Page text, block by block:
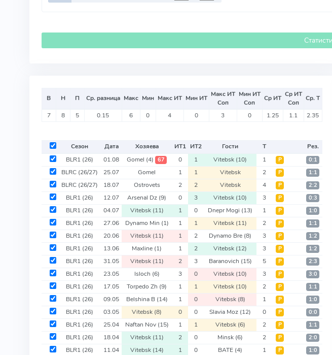
В Н П Ср. разница Макс Мин Макс ИТ Мин ИТ Макс ИТ
Соп
Мин ИТ
Соп
Ср ИТ Ср ИТ
Соп
Ср. Т
7 8 5 0.15 6 0 4 0 3 0 1.25 1.1 2.35
Сезон Дата Хозяева ИТ1 ИТ2 Гости Т
Рез.
BLR1 (26) 01.08 Gomel (4) 67 0 1 Vitebsk (10) 1 Р 0:1
BLRC (26/27) 25.07 Gomel 1 1 Vitebsk 2 Р 1:1
BLRC (26/27) 18.07 Ostrovets 2 2 Vitebsk 4 Р 2:2
BLR1 (26) 12.07 Arsenal Dz (9) 0 3 Vitebsk (10) 3 Р 0:3
BLR1 (26) 04.07 Vitebsk (11) 1 0 Dnepr Mogi (13) 1 Р 1:0
BLR1 (26) 27.06 Dynamo Min (1) 1 1 Vitebsk (11) 2 Р 1:1
BLR1 (26) 20.06 Vitebsk (11) 1 2 Dynamo Bre (8) 3 Р 1:2
BLR1 (26) 13.06 Maxline (1) 1 2 Vitebsk (12) 3 Р 1:2
BLR1 (26) 31.05 Vitebsk (11) 2 3 Baranovich (15) 5 Р 2:3
BLR1 (26) 23.05 Isloch (6) 3 0 Vitebsk (10) 3 Р 3:0
BLR1 (26) 17.05 Torpedo Zh (9) 1 1 Vitebsk (10) 2 Р 1:1
BLR1 (26) 09.05 Belshina B (14) 1 0 Vitebsk (8) 1 Р 1:0
BLR1 (26) 03.05 Vitebsk (8) 0 0 Slavia Moz (12) 0 Р 0:0
BLR1 (26) 25.04 Naftan Nov (15) 1 1 Vitebsk (6) 2 Р 1:1
BLR1 (26) 18.04 Vitebsk (11) 2 0 Minsk (6) 2 Р 2:0
BLR1 (26) 11.04 Vitebsk (14) 1 0 BATE (4) 1 Р 1:0